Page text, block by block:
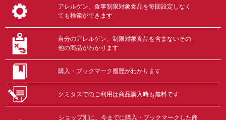
アレルゲン、食事制限対象食品を毎回設定しなく
ても検索ができます
自分のアレルゲン、制限対象食品を含まないその
他の商品がわかります
購入・ブックマーク履歴がわかります
クミタスでのご利用は商品購入時も無料です
ショップ別に、今までに購入・ブックマークした商